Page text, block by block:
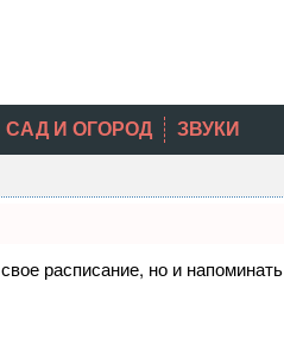
САД И ОГОРОД ЗВУКИ
расписание, но и напоминать